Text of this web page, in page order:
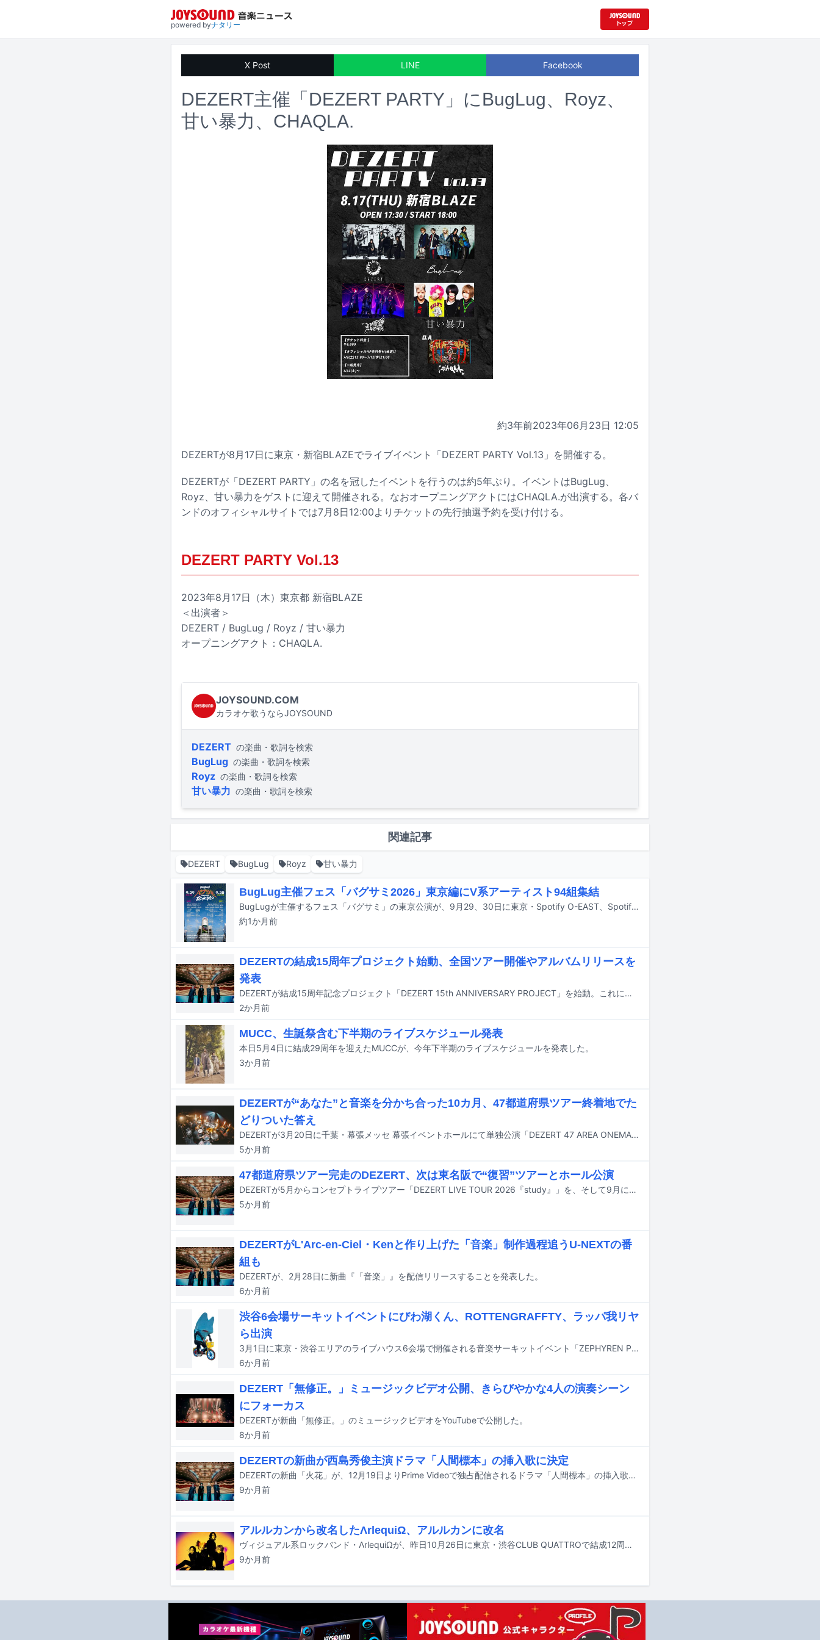
powered byナタリー
X Post LINE Facebook
DEZERT主催「DEZERT PARTY」にBugLug、Royz、
甘い暴力、CHAQLA.
約3年前2023年06月23日 12:05
DEZERTが8月17日に東京・新宿BLAZEでライブイベント「DEZERT PARTY Vol.13」を開催する。
DEZERTが「DEZERT PARTY」の名を冠したイベントを行うのは約5年ぶり。イベントはBugLug、
Royz、甘い暴力をゲストに迎えて開催される。なおオープニングアクトにはCHAQLA.が出演する。各バ
ンドのオフィシャルサイトでは7月8日12:00よりチケットの先行抽選予約を受け付ける。
DEZERT PARTY Vol.13
2023年8月17日（木）東京都 新宿BLAZE
＜出演者＞
DEZERT / BugLug / Royz / 甘い暴力
オープニングアクト：CHAQLA.
JOYSOUND.COM
カラオケ歌うならJOYSOUND
DEZERT の楽曲・歌詞を検索
BugLug の楽曲・歌詞を検索
Royz の楽曲・歌詞を検索
甘い暴力 の楽曲・歌詞を検索
関連記事
DEZERT BugLug Royz 甘い暴力
BugLug主催フェス「バグサミ2026」東京編にV系アーティスト94組集結
BugLugが主催するフェス「バグサミ」の東京公演が、9月29、30日に東京・Spotify O-EAST、Spotify O-WEST、Spotify O-Crest、Spotify O-nest、duo MUSIC EXCHANGE、clubasiaの計6会場で行われる。この出演アーティストが一斉に発表された。
約1か月前
DEZERTの結成15周年プロジェクト始動、全国ツアー開催やアルバムリリースを
発表
DEZERTが結成15周年記念プロジェクト「DEZERT 15th ANNIVERSARY PROJECT」を始動。これに伴い、ファンクラブ限定ワンマンライブと全国ツアーの開催、およびニューアルバムのリリースを発表した。
2か月前
MUCC、生誕祭含む下半期のライブスケジュール発表
本日5月4日に結成29周年を迎えたMUCCが、今年下半期のライブスケジュールを発表した。
3か月前
DEZERTが“あなた”と音楽を分かち合った10カ月、47都道府県ツアー終着地でた
どりついた答え
DEZERTが3月20日に千葉・幕張メッセ 幕張イベントホールにて単独公演「DEZERT 47 AREA ONEMAN TOUR GRAND FINAL『僕らの音楽について』」を行い、昨年6月から開催していた47都道府県ツアーに終止符を打った。
5か月前
47都道府県ツアー完走のDEZERT、次は東名阪で“復習”ツアーとホール公演
DEZERTが5月からコンセプトライブツアー「DEZERT LIVE TOUR 2026『study』」を、そして9月にホールツアーを開催する。
5か月前
DEZERTがL'Arc-en-Ciel・Kenと作り上げた「音楽」制作過程追うU-NEXTの番
組も
DEZERTが、2月28日に新曲『「音楽」』を配信リリースすることを発表した。
6か月前
渋谷6会場サーキットイベントにびわ湖くん、ROTTENGRAFFTY、ラッパ我リヤ
ら出演
3月1日に東京・渋谷エリアのライブハウス6会場で開催される音楽サーキットイベント「ZEPHYREN Presents『A.V.E.S.T project vol.19』」の最終出演アーティストが発表された。
6か月前
DEZERT「無修正。」ミュージックビデオ公開、きらびやかな4人の演奏シーン
にフォーカス
DEZERTが新曲「無修正。」のミュージックビデオをYouTubeで公開した。
8か月前
DEZERTの新曲が西島秀俊主演ドラマ「人間標本」の挿入歌に決定
DEZERTの新曲「火花」が、12月19日よりPrime Videoで独占配信されるドラマ「人間標本」の挿入歌に決定した。
9か月前
アルルカンから改名したΛrlequiΩ、アルルカンに改名
ヴィジュアル系ロックバンド・ΛrlequiΩが、昨日10月26日に東京・渋谷CLUB QUATTROで結成12周年記念ワンマンライブ「声息」を開催。そのMCで、過去に使用していたアルルカンに改名することを発表した。
9か月前